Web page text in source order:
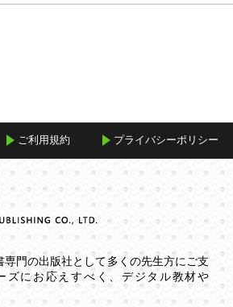
ご利用規約 プライバシーポリシー
門の出版社として多くの先生方にご支
ズにお応えすべく、デジタル教材や